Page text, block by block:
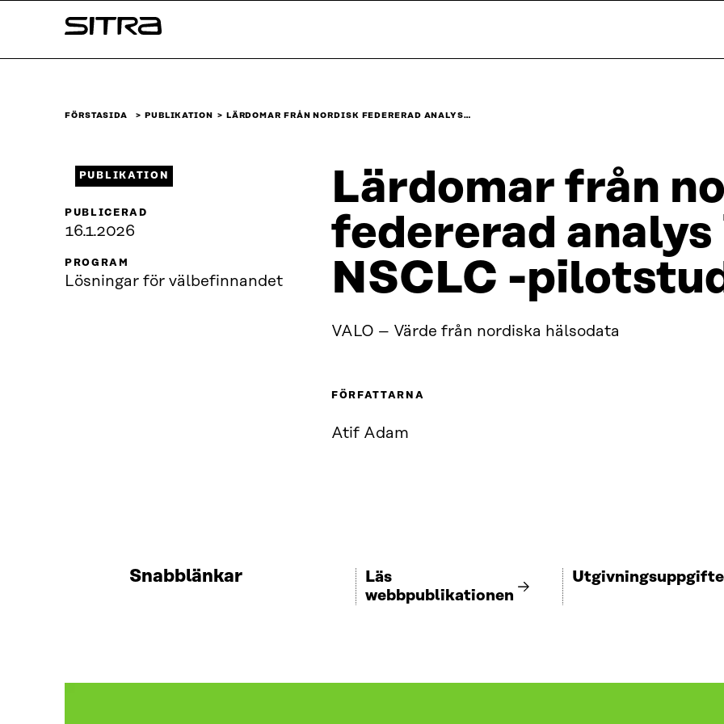
↓
Sitra
FÖRSTASIDA PUBLIKATION LÄRDOMAR FRÅN NORDISK FEDERERAD ANALYS…
Lärdomar från
federerad analys
NSCLC -
VALO – Värde från nordiska hälsodata
FÖRFATTARNA
Atif Adam
PUBLIKATION
PUBLICERAD
16.1.2026
PROGRAM
Lösningar för välbefinnandet
Snabblänkar
Läs
webbpublikationen